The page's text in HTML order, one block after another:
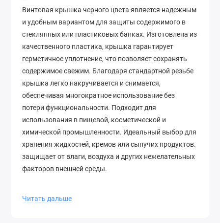
Винтовая крышка черного цвета является надежным
и удобным вариантом для защиты содержимого в
стеклянных или пластиковых банках. Изготовлена ​​из
качественного пластика, крышка гарантирует
герметичное уплотнение, что позволяет сохранять
содержимое свежим. Благодаря стандартной резьбе
крышка легко накручивается и снимается,
обеспечивая многократное использование без
потери функциональности. Подходит для
использования в пищевой, косметической и
химической промышленности. Идеальный выбор для
хранения жидкостей, кремов или сыпучих продуктов.
защищает от влаги, воздуха и других нежелательных
факторов внешней среды.
Читать дальше